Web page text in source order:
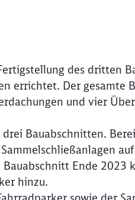
des dritten
errichtet. Der gesamte
und vier
Bauabschnitten.
Ende 2023
hinzu.